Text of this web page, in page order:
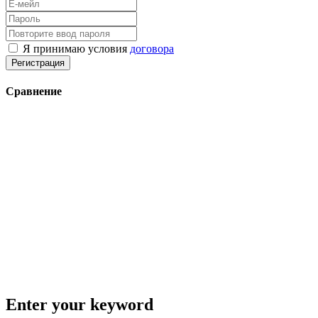
Я принимаю условия договора
Регистрация
Сравнение
Enter your keyword